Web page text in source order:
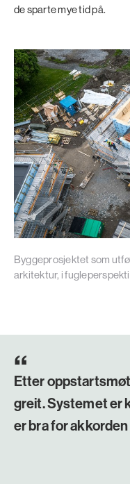
de sparte mye tid på.
Byggeprosjektet som
arkitektur, i
Etter
greit. Systemet er
er bra for